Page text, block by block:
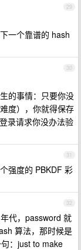
29
一个靠谱的 hash
30
的事情：只要你没
度），你就得保存
录请求你没办法验
31
强度的 PBKDF 彩
32
代，password 就
算法，那时候是
：just to make